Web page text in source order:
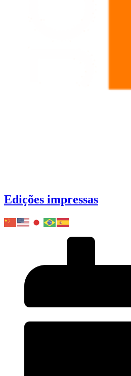
Edições impressas